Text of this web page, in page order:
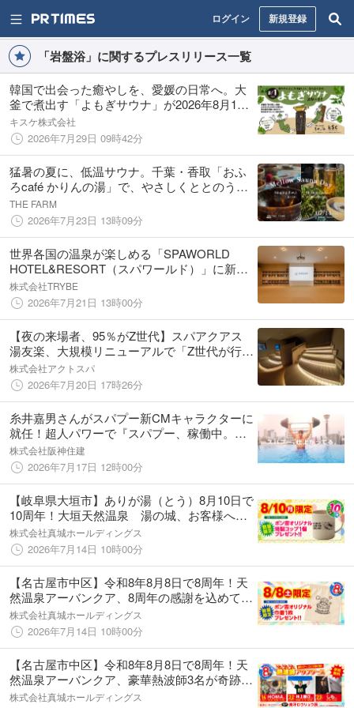
ログイン 新規登録
「岩盤浴」に関するプレスリリース一覧
韓国で出会った癒やしを、愛媛の日常へ。大
釜で煮出す「よもぎサウナ」が2026年8月1日
(土)誕生！【愛媛県・喜助の湯】
キスケ株式会社
2026年7月29日 09時42分
猛暑の夏に、低温サウナ。千葉・香取「おふ
ろcafé かりんの湯」で、やさしくととのう
「Mellow Sauna Day」8/4・17開催
THE FARM
2026年7月23日 13時09分
世界各国の温泉が楽しめる「SPAWORLD
HOTEL&RESORT（スパワールド）」に新エ
リアがオープン！ボードゲームの選定を
TRYBEが監修。
株式会社TRYBE
2026年7月21日 13時00分
【夜の来場者、95％がZ世代】スパアクアス
湯友楽、大規模リニューアルで「Z世代が行き
たくなるスパ銭」へシフト
株式会社アクトスパ
2026年7月20日 17時26分
糸井嘉男さんがスパプー新CMキャラクターに
就任！超人パワーで『スパプー、稼働中。』
―本人によるオリジナル校歌も熱唱でこの夏
スパワールドは最高の仕上がりに―
株式会社阪神住建
2026年7月17日 12時00分
【岐阜県大垣市】ありが湯（とう）8月10日で
10周年！大垣天然温泉 湯の城、お客様への
感謝を込めて当日限定「特製バンブーコッ
プ」をプレゼント
株式会社真城ホールディングス
2026年7月14日 10時00分
【名古屋市中区】令和8年8月8日で8周年！天
然温泉アーバンクア、8周年の感謝を込めて当
日限定・非売品のオリジナル「特製コットン
巾着」をプレゼント！
株式会社真城ホールディングス
2026年7月14日 10時00分
【名古屋市中区】令和8年8月8日で8周年！天
然温泉アーバンクア、豪華熱波師3名が奇跡の
集結！井上勝正氏らによる特別ロウリュウイ
株式会社真城ホールディングス